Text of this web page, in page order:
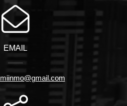
EMAIL